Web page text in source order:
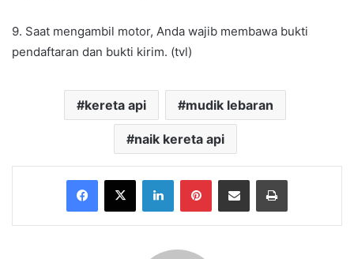
9. Saat mengambil motor, Anda wajib membawa bukti
pendaftaran dan bukti kirim. (tvl)
kereta api mudik lebaran
naik kereta api
Facebook
X LinkedInPinterestShare via Email Print